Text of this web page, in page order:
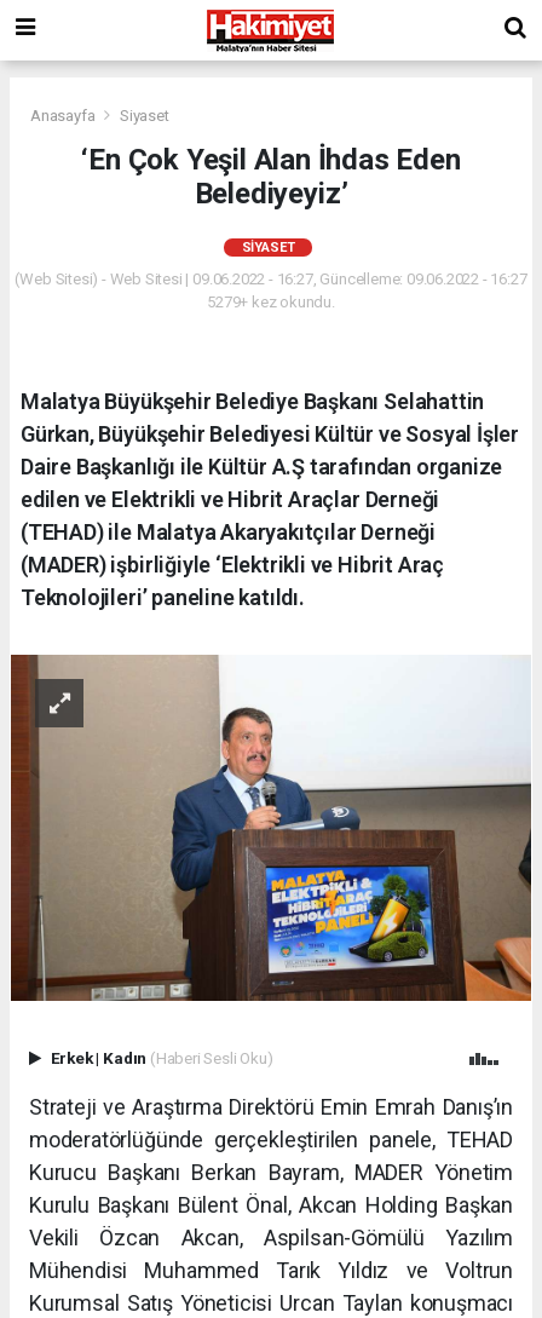
Anasayfa Siyaset
‘En Çok Yeşil Alan İhdas Eden
Belediyeyiz’
SIYASET
(Web Sitesi) - Web Sitesi | 09.06.2022 - 16:27, Güncelleme: 09.06.2022 - 16:27
5279+ kez okundu.
Malatya Büyükşehir Belediye Başkanı Selahattin
Gürkan, Büyükşehir Belediyesi Kültür ve Sosyal İşler
Daire Başkanlığı ile Kültür A.Ş tarafından organize
edilen ve Elektrikli ve Hibrit Araçlar Derneği
(TEHAD) ile Malatya Akaryakıtçılar Derneği
(MADER) işbirliğiyle ‘Elektrikli ve Hibrit Araç
Teknolojileri’ paneline katıldı.
Erkek| Kadın (Haberi Sesli Oku)
Strateji ve Araştırma Direktörü Emin Emrah Danış’ın
moderatörlüğünde gerçekleştirilen panele, TEHAD
Kurucu Başkanı Berkan Bayram, MADER Yönetim
Kurulu Başkanı Bülent Önal, Akcan Holding Başkan
Vekili Özcan Akcan, Aspilsan-Gömülü Yazılım
Mühendisi Muhammed Tarık Yıldız ve Voltrun
Kurumsal Satış Yöneticisi Urcan Taylan konuşmacı